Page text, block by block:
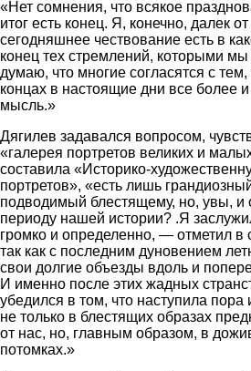
«Нет сомнения, что всякое
итог есть конец. Я, конечно, далек
сегодняшнее чествование есть в
конец тех стремлений, которыми
думаю, что многие согласятся с тем,
концах в настоящие дни все более
мысль.»
Дягилев задавался вопросом,
«галерея портретов великих и
составила «Историко-
портретов», «есть лишь
подводимый блестящему, но, увы,
периоду нашей истории? .Я
громко и определенно, — отметил
так как с последним дуновением
свои долгие объезды вдоль и
И именно после этих жадных
убедился в том, что наступила
не только в блестящих образах
от нас, но, главным образом, в
потомках.»